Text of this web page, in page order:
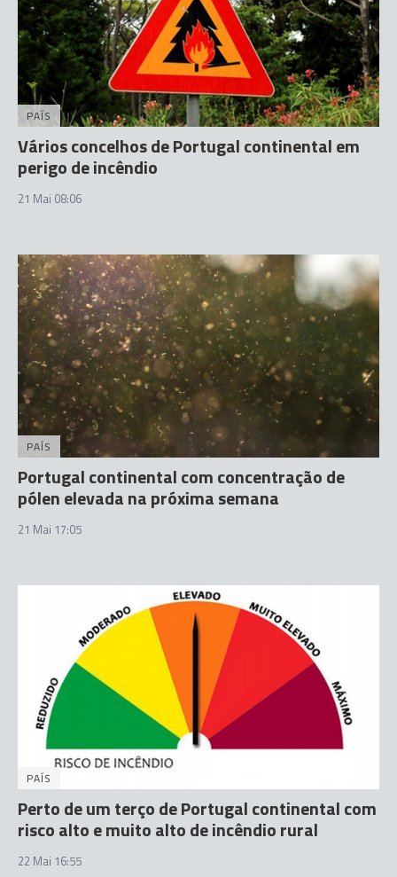
PAÍS
Vários concelhos de Portugal continental em
perigo de incêndio
21 Mai 08:06
PAÍS
Portugal continental com concentração de
pólen elevada na próxima semana
21 Mai 17:05
PAÍS
Perto de um terço de Portugal continental com
risco alto e muito alto de incêndio rural
22 Mai 16:55